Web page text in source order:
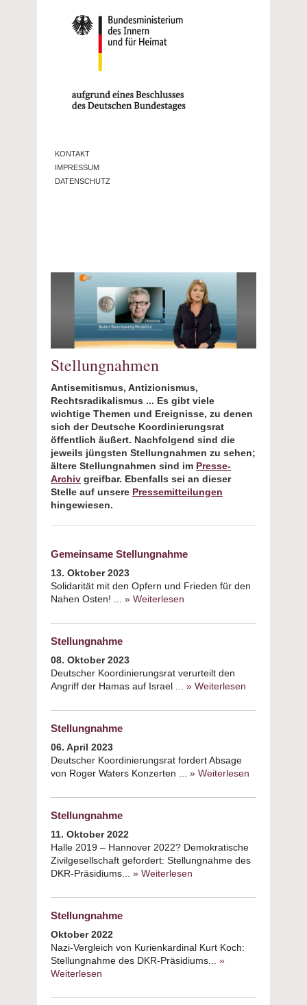
KONTAKT
IMPRESSUM
DATENSCHUTZ
Stellungnahmen
Antisemitismus, Antizionismus,
Rechtsradikalismus ... Es gibt viele
wichtige Themen und Ereignisse, zu denen
sich der Deutsche Koordinierungsrat
öffentlich äußert. Nachfolgend sind die
jeweils jüngsten Stellungnahmen zu sehen;
ältere Stellungnahmen sind im Presse-
Archiv greifbar. Ebenfalls sei an dieser
Stelle auf unsere Pressemitteilungen
hingewiesen.
Gemeinsame Stellungnahme
13. Oktober 2023
Solidarität mit den Opfern und Frieden für den
Nahen Osten! ... » Weiterlesen
Stellungnahme
08. Oktober 2023
Deutscher Koordinierungsrat verurteilt den
Angriff der Hamas auf Israel ... » Weiterlesen
Stellungnahme
06. April 2023
Deutscher Koordinierungsrat fordert Absage
von Roger Waters Konzerten ... » Weiterlesen
Stellungnahme
11. Oktober 2022
Halle 2019 – Hannover 2022? Demokratische
Zivilgesellschaft gefordert: Stellungnahme des
DKR-Präsidiums... » Weiterlesen
Stellungnahme
Oktober 2022
Nazi-Vergleich von Kurienkardinal Kurt Koch:
Stellungnahme des DKR-Präsidiums... »
Weiterlesen